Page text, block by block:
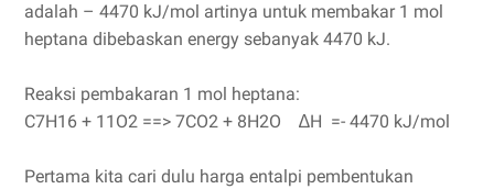
adalah – 4470 kJ/mol artinya untuk membakar 1 mol
heptana dibebaskan energy sebanyak 4470 kJ.
Reaksi pembakaran 1 mol heptana:
C7H16 + 11O2 ==> 7CO2 + 8H2O ∆H =- 4470 kJ/mol
Pertama kita cari dulu harga entalpi pembentukan